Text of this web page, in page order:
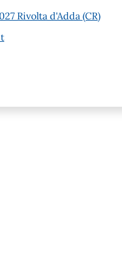
Rivolta d'Adda (CR)